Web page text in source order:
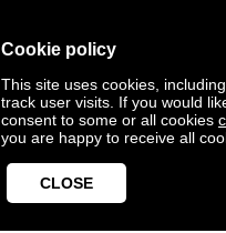
Cookie policy
This site uses cookies,
track user visits. If you would
consent to some or all cookies
you are happy to receive all
CLOSE